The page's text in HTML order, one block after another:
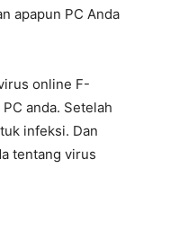
apapun PC Anda
online F-
anda. Setelah
infeksi. Dan
tentang virus